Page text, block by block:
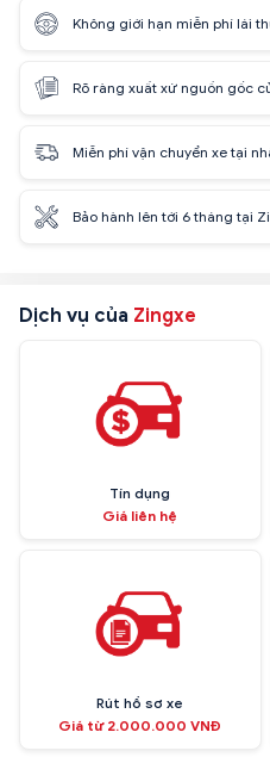
Không giới hạn miễn phí lái
Rõ ràng xuất xứ nguồn gốc
Miễn phí vận chuyển xe tại
Bảo hành lên tới 6 tháng tại
Dịch vụ của Zingxe
Tín dụng
Giá liên hệ
Rút hồ sơ xe
Giá từ 2.000.000 VNĐ